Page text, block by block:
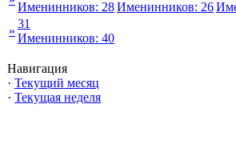
Именинников: 28Именинников: 26
»
31
Именинников: 40
Навигация
· Текущий месяц
· Текущая неделя